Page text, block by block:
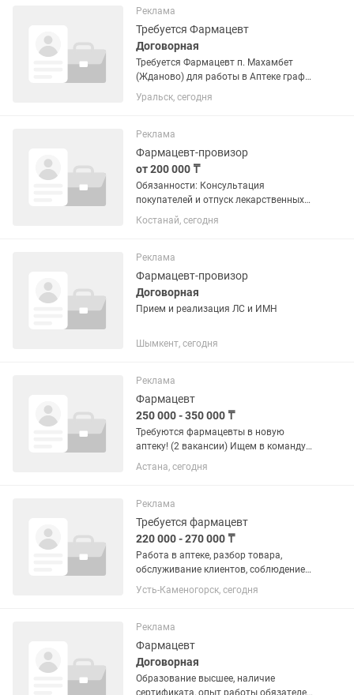
Подбор аналогов, информирование о...
Реклама
Требуется Фармацевт
Договорная
Требуется Фармацевт п. Махамбет
(Жданово) для работы в Аптеке график
работы 2 на 2 с 9:00 до 21:00
Уральск, сегодня
Реклама
Фармацевт-провизор
от 200 000 ₸
Обязанности: Консультация
покупателей и отпуск лекарственных
средств •Контроль качества, сроков
годности и условий хранения •Ведение
Костанай, сегодня
Реклама
Фармацевт-провизор
Договорная
Прием и реализация ЛС и ИМН
Шымкент, сегодня
Реклама
Фармацевт
250 000 - 350 000 ₸
Требуются фармацевты в новую
аптеку! (2 вакансии) Ищем в команду
двух сотрудников: 1 вакансия — готовы
рассмотреть выпускника без опыта
фармацевта с опытом...
Астана, сегодня
Реклама
Требуется фармацевт
220 000 - 270 000 ₸
Работа в аптеке, разбор товара,
обслуживание клиентов, соблюдение
фармпорядка
Усть-Каменогорск, сегодня
Реклама
Фармацевт
Договорная
Образование высшее, наличие
сертификата, опыт работы обязателен.